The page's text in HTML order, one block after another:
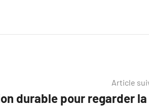
Article
durable pour regarder